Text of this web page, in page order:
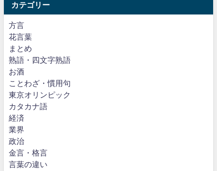
カテゴリー
方言
花言葉
まとめ
熟語・四文字熟語
お酒
ことわざ・慣用句
東京オリンピック
カタカナ語
経済
業界
政治
金言・格言
言葉の違い